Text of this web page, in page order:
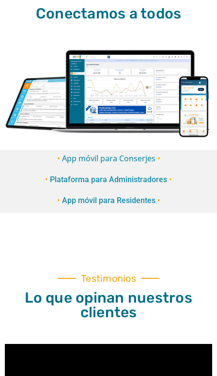
Conectamos a todos
• App móvil para Conserjes •
• Plataforma para Administradores •
• App móvil para Residentes •
Testimonios
Lo que opinan nuestros
clientes